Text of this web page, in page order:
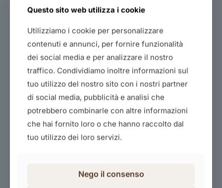
Il digitale per vendere di piu’ e meglio
40,00€
Acquista il corso
Questo sito web utilizza i cookie
Utilizziamo i cookie per personalizzare
contenuti e annunci, per fornire funzionalità
dei social media e per analizzare il nostro
traffico. Condividiamo inoltre informazioni sul
tuo utilizzo del nostro sito con i nostri partner
di social media, pubblicità e analisi che
potrebbero combinarle con altre informazioni
che hai fornito loro o che hanno raccolto dal
tuo utilizzo dei loro servizi.
Nego il consenso